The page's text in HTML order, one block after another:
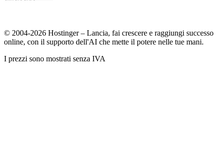
© 2004-2026 Hostinger – Lancia, fai crescere e raggiungi successo
online, con il supporto dell'AI che mette il potere nelle tue mani.
I prezzi sono mostrati senza IVA